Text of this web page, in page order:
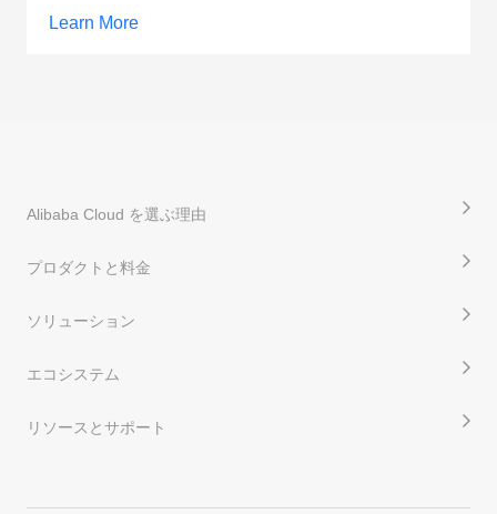
Learn More
Alibaba Cloud を選ぶ理由
プロダクトと料金
ソリューション
エコシステム
リソースとサポート